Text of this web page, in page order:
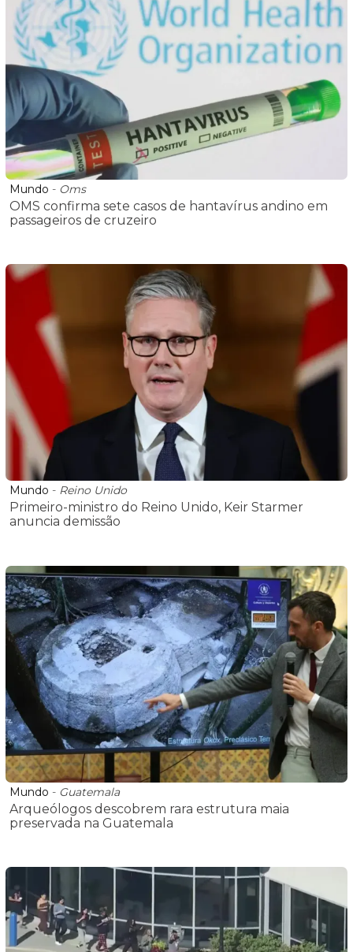
Mundo - Oms
OMS confirma sete casos de hantavírus andino em
passageiros de cruzeiro
Mundo - Reino Unido
Primeiro-ministro do Reino Unido, Keir Starmer
anuncia demissão
Mundo - Guatemala
Arqueólogos descobrem rara estrutura maia
preservada na Guatemala